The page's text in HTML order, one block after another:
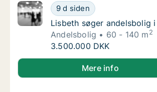
Lisbeth søger andelsbolig i
9 d siden
Lisbeth søger andelsbolig
Lisbeth søger andelsbolig
Andelsbolig
60 - 140 m2
Lisbeth søger andelsbolig i
3.500.000 DKK
Lisbeth søger andelsbolig i Hjortshøj
Mere info